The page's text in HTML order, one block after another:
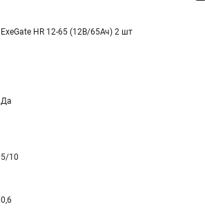
ExeGate HR 12-65 (12В/65Ач) 2 шт
Да
5/10
0,6